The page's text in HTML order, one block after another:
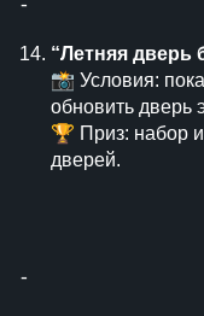
⁃
“Летняя дверь
📸 Условия:
обновить дверь
🏆 Приз: набор
дверей.
⁃